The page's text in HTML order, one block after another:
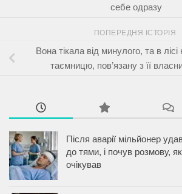
себе одразу
ПОПЕРЕДНЯ ІСТОРІЯ
Вона тікала від минулого, та в
таємницю, пов’язану з її
Після аварії мільйонер
до тями, і почув розмову,
очікував